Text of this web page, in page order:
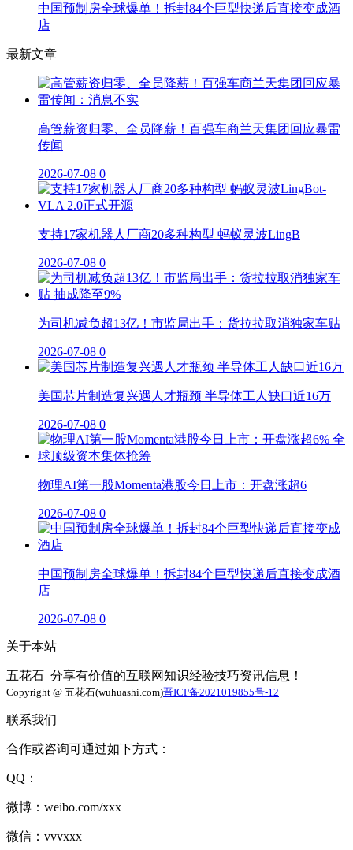
中国预制房全球爆单！拆封84个巨型快递后直接变成酒
店
最新文章
高管薪资归零、全员降薪！百强车商兰天集团回应暴雷
传闻
2026-07-08 0
支持17家机器人厂商20多种构型 蚂蚁灵波LingB
2026-07-08 0
为司机减负超13亿！市监局出手：货拉拉取消独家车贴
2026-07-08 0
美国芯片制造复兴遇人才瓶颈 半导体工人缺口近16万
2026-07-08 0
物理AI第一股Momenta港股今日上市：开盘涨超6
2026-07-08 0
中国预制房全球爆单！拆封84个巨型快递后直接变成酒
店
2026-07-08 0
关于本站
五花石_分享有价值的互联网知识经验技巧资讯信息！
Copyright @ 五花石(wuhuashi.com)晋ICP备2021019855号-12
联系我们
合作或咨询可通过如下方式：
QQ：
微博：weibo.com/xxx
微信：vvvxxx